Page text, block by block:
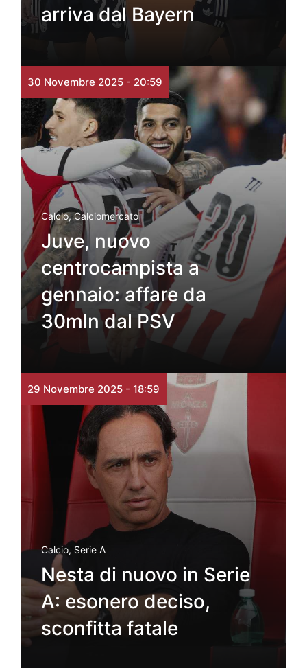
arriva dal Bayern
30 Novembre 2025 - 20:59
Calcio,Calciomercato
Juve, nuovo
centrocampista a
gennaio: affare da
30mln dal PSV
29 Novembre 2025 - 18:59
Calcio, Serie A
Nesta di nuovo in Serie
A: esonero deciso,
sconfitta fatale